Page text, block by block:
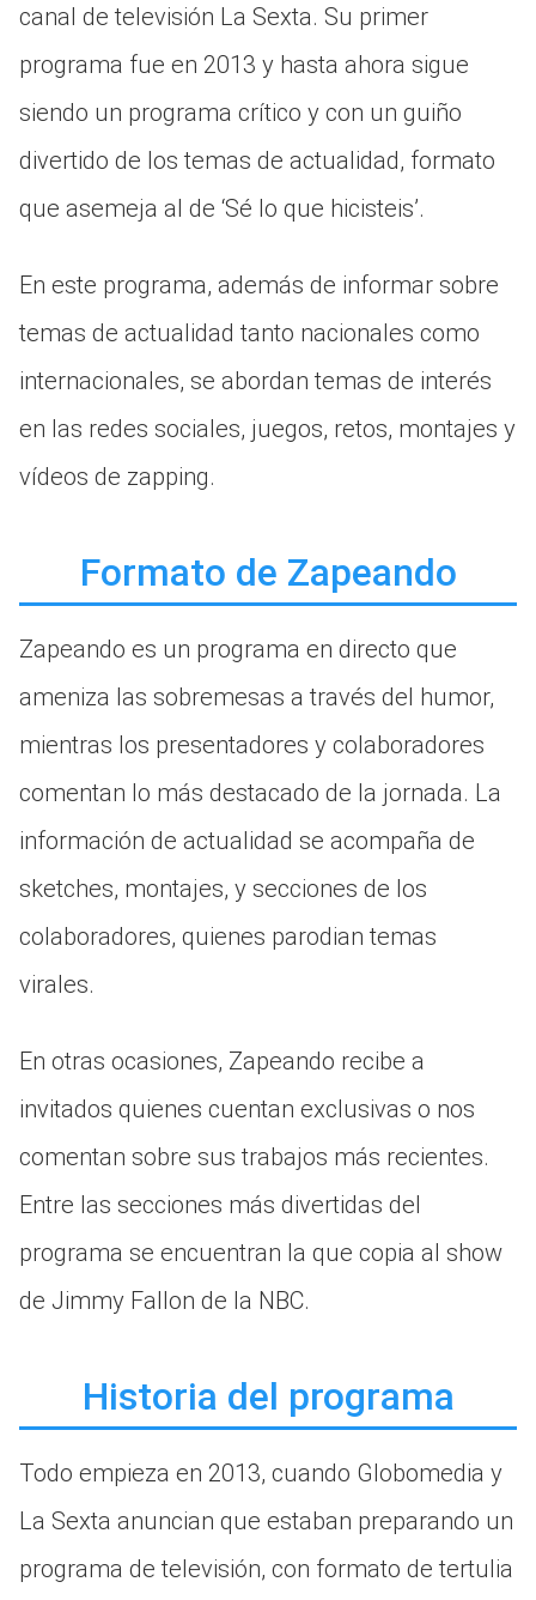
canal de televisión La Sexta. Su primer
programa fue en 2013 y hasta ahora sigue
siendo un programa crítico y con un guiño
divertido de los temas de actualidad, formato
que asemeja al de ‘Sé lo que hicisteis’.
En este programa, además de informar sobre
temas de actualidad tanto nacionales como
internacionales, se abordan temas de interés
en las redes sociales, juegos, retos, montajes y
vídeos de zapping.
Formato de Zapeando
Zapeando es un programa en directo que
ameniza las sobremesas a través del humor,
mientras los presentadores y colaboradores
comentan lo más destacado de la jornada. La
información de actualidad se acompaña de
sketches, montajes, y secciones de los
colaboradores, quienes parodian temas
virales.
En otras ocasiones, Zapeando recibe a
invitados quienes cuentan exclusivas o nos
comentan sobre sus trabajos más recientes.
Entre las secciones más divertidas del
programa se encuentran la que copia al show
de Jimmy Fallon de la NBC.
Historia del programa
Todo empieza en 2013, cuando Globomedia y
La Sexta anuncian que estaban preparando un
programa de televisión, con formato de tertulia